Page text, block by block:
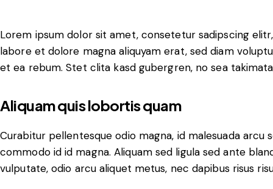
Lorem ipsum dolor sit amet, consetetur sadipscing
labore et dolore magna aliquyam erat, sed diam
et ea rebum. Stet clita kasd gubergren, no sea
Aliquam quis lobortis quam
Curabitur pellentesque odio magna, id malesuada arcu
commodo id id magna. Aliquam sed ligula sed ante
vulputate, odio arcu aliquet metus, nec dapibus risus